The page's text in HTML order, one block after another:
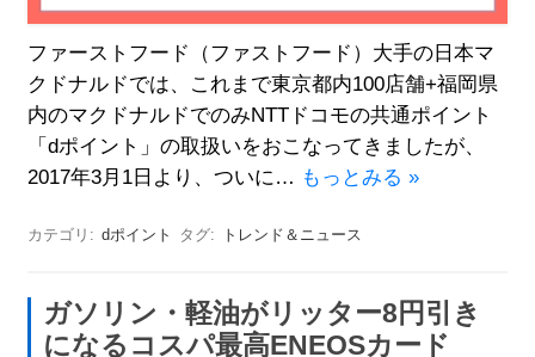
ファーストフード（ファストフード）大手の日本マ
クドナルドでは、これまで東京都内100店舗+福岡県
内のマクドナルドでのみNTTドコモの共通ポイント
「dポイント」の取扱いをおこなってきましたが、
2017年3月1日より、ついに… もっとみる »
カテゴリ: dポイント タグ: トレンド＆ニュース
ガソリン・軽油がリッター8円引き
になるコスパ最高ENEOSカード